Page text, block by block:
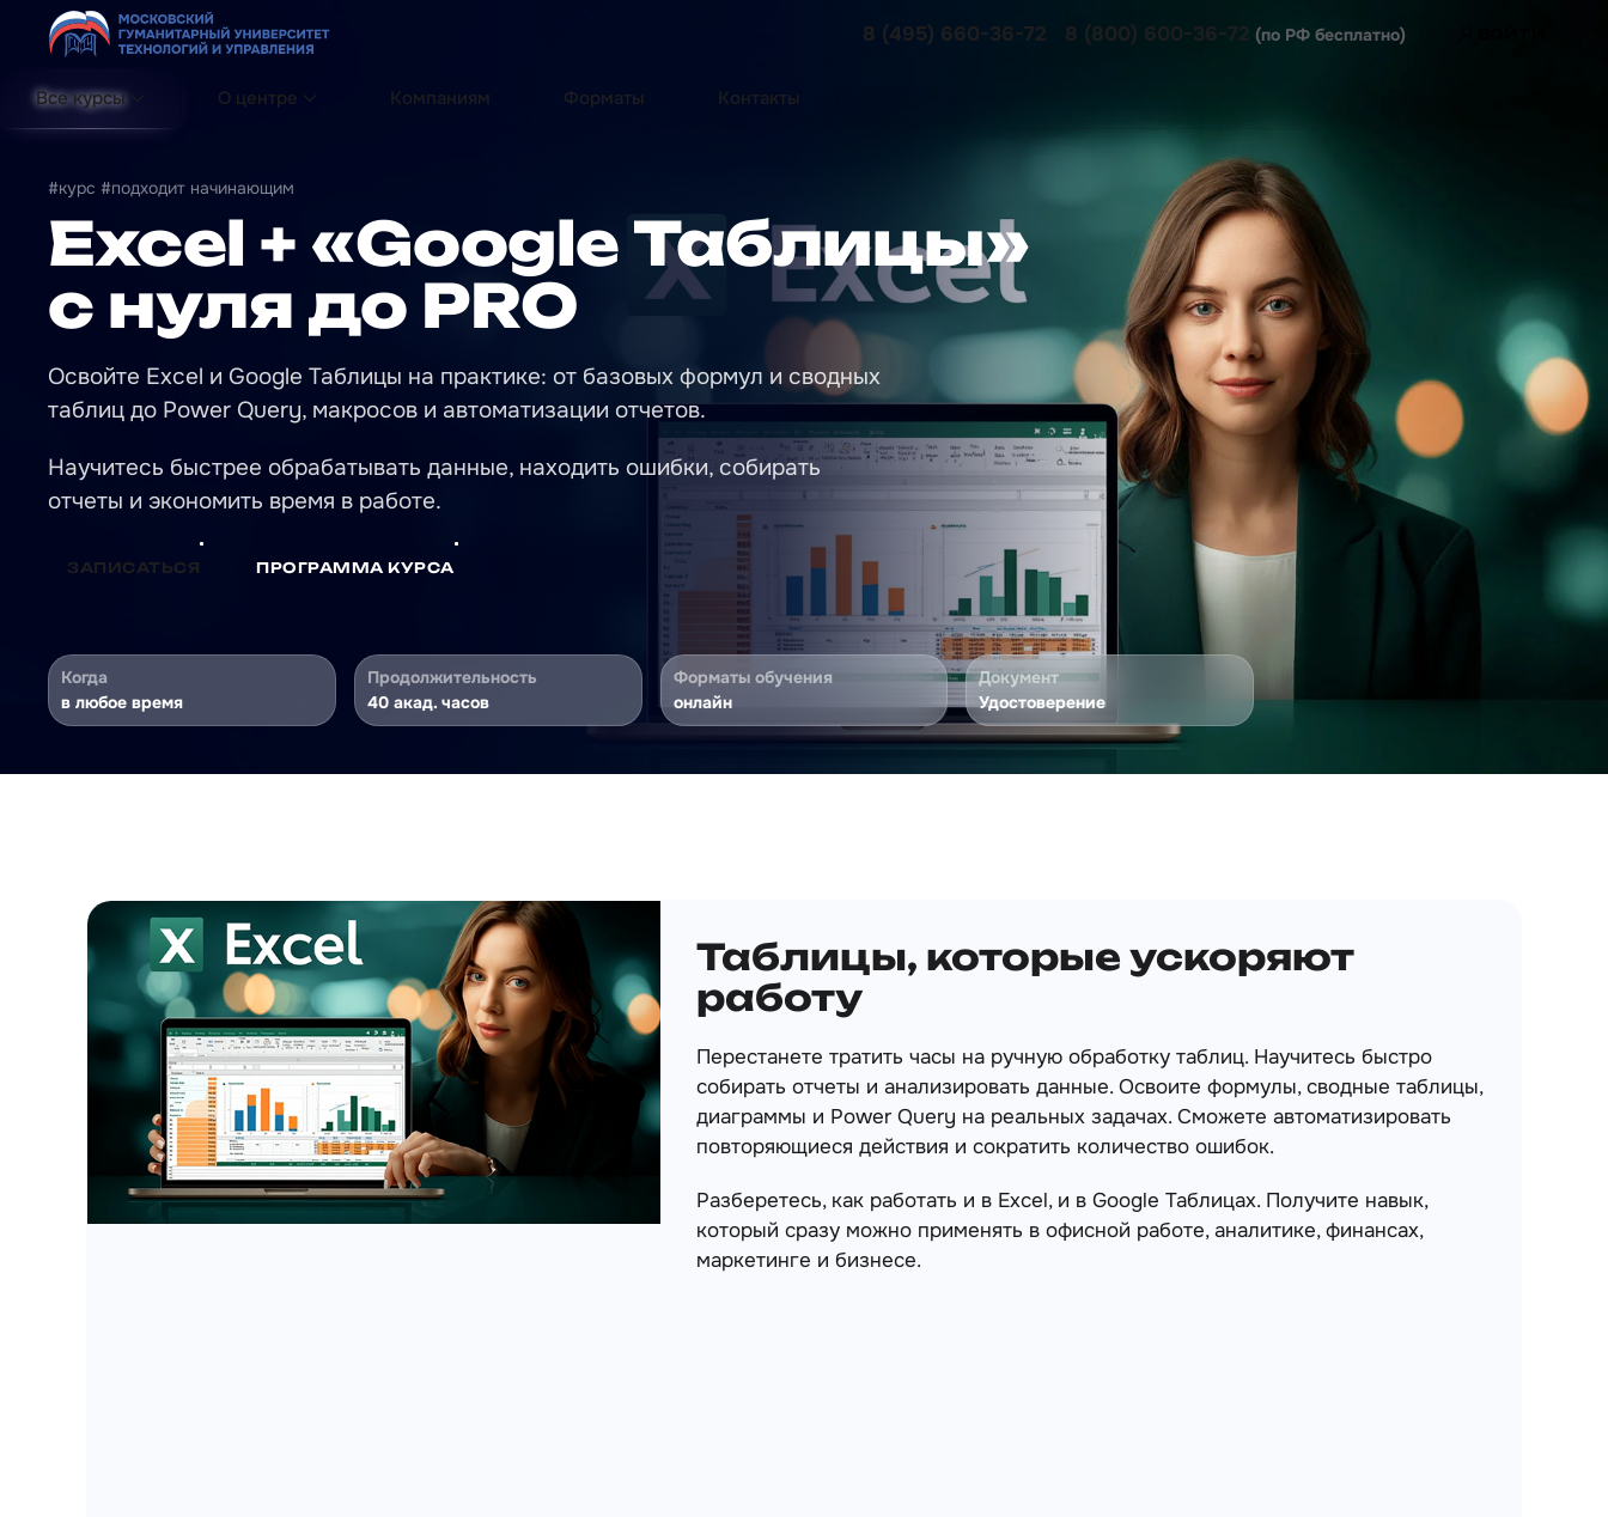
Перейти к содержимому
8 (495) 660-36-72 8 (800) 600-36-72 (по РФ бесплатно)
Все курсы О центре Компаниям Форматы Контакты
#курс #подходит начинающим
Excel + «Google Таблицы»
с нуля до PRO
Освойте Excel и Google Таблицы на практике: от базовых формул и сводных
таблиц до Power Query, макросов и автоматизации отчетов.
Научитесь быстрее обрабатывать данные, находить ошибки, собирать
отчеты и экономить время в работе.
ЗАПИСАТЬСЯ ПРОГРАММА КУРСА
Когда
в любое время
Продолжительность
40 акад. часов
Форматы обучения
онлайн
Документ
Удостоверение
Таблицы, которые ускоряют
работу
Перестанете тратить часы на ручную обработку таблиц. Научитесь быстро
собирать отчеты и анализировать данные. Освоите формулы, сводные таблицы,
диаграммы и Power Query на реальных задачах. Сможете автоматизировать
повторяющиеся действия и сократить количество ошибок.
Разберетесь, как работать и в Excel, и в Google Таблицах. Получите навык,
который сразу можно применять в офисной работе, аналитике, финансах,
маркетинге и бизнесе.